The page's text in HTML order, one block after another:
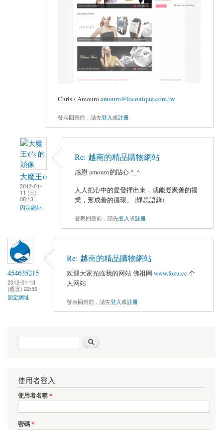
Chris / Amouro amouro@laconique.com.tw
發表回應前，請先登入或註冊
大魔王ψ
2012-01-
11 (三)
08:13
固定網址
Re: 越南的精品購物網站
感恩 amouro的貼心 ^_^
人人把心中的愛發揮出來，就能凝聚善的福
業，形成善的循環。 (靜思語錄)
發表回應前，請先登入或註冊
454635215
2012-01-13
(週五) 22:52
固定網址
Re: 越南的精品購物網站
欢迎大家光临我的网站 佛祖网 www.fozu.cc个
人网站
發表回應前，請先登入或註冊
搜尋表單
使用者登入
使用者名稱*
密碼*